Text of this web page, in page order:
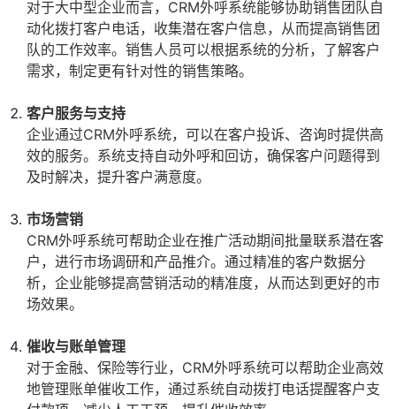
对于大中型企业而言，CRM外呼系统能够协助销售团队自
动化拨打客户电话，收集潜在客户信息，从而提高销售团
队的工作效率。销售人员可以根据系统的分析，了解客户
需求，制定更有针对性的销售策略。
客户服务与支持
企业通过CRM外呼系统，可以在客户投诉、咨询时提供高
效的服务。系统支持自动外呼和回访，确保客户问题得到
及时解决，提升客户满意度。
市场营销
CRM外呼系统可帮助企业在推广活动期间批量联系潜在客
户，进行市场调研和产品推介。通过精准的客户数据分
析，企业能够提高营销活动的精准度，从而达到更好的市
场效果。
催收与账单管理
对于金融、保险等行业，CRM外呼系统可以帮助企业高效
地管理账单催收工作，通过系统自动拨打电话提醒客户支